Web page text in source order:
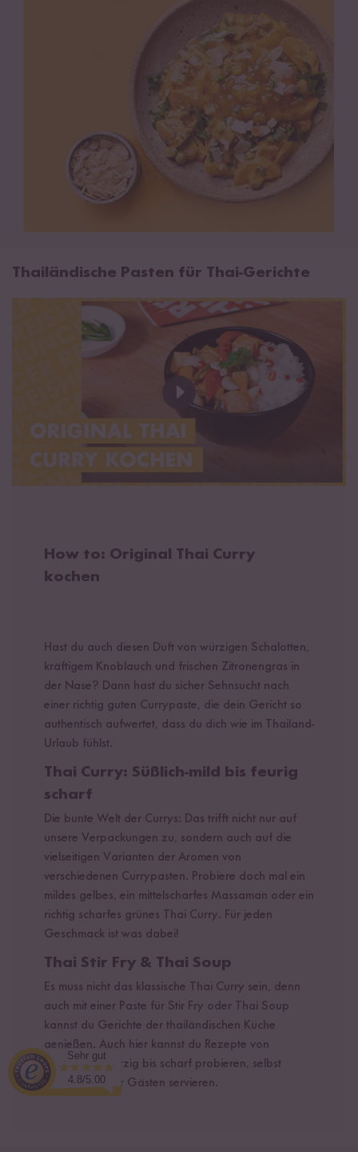
Thailändische Pasten für Thai-Gerichte
How to: Original Thai Curry
kochen
Hast du auch diesen Duft von würzigen Schalotten,
kräftigem Knoblauch und frischen Zitronengras in
der Nase? Dann hast du sicher Sehnsucht nach
einer richtig guten Currypaste, die dein Gericht so
authentisch aufwertet, dass du dich wie im Thailand-
Urlaub fühlst.
Thai Curry: Süßlich-mild bis feurig
scharf
Die bunte Welt der Currys: Das trifft nicht nur auf
unsere Verpackungen zu, sondern auch auf die
vielseitigen Varianten der Aromen von
verschiedenen Currypasten. Probiere doch mal ein
mildes gelbes, ein mittelscharfes Massaman oder ein
richtig scharfes grünes Thai Curry. Für jeden
Geschmack ist was dabei!
Thai Stir Fry & Thai Soup
Es muss nicht das klassische Thai Curry sein, denn
auch mit einer Paste für Stir Fry oder Thai Soup
kannst du Gerichte der thailändischen Küche
genießen. Auch hier kannst du Rezepte von
aromatisch würzig bis scharf probieren, selbst
verputzen oder Gästen servieren.
Sehr gut
4.8/5.00